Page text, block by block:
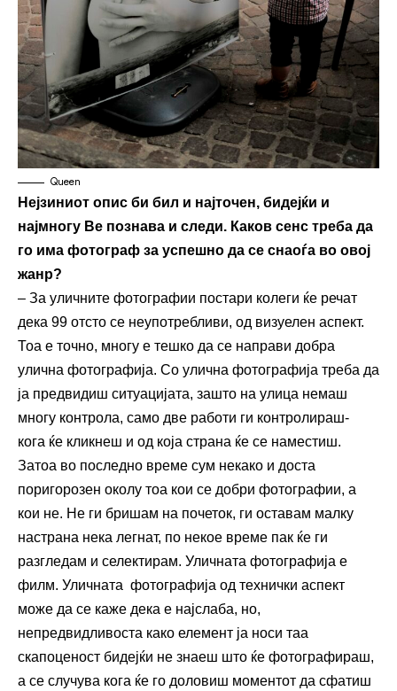
Queen
Нејзиниот опис би бил и најточен, бидејќи и
најмногу Ве познава и следи. Каков сенс треба да
го има фотограф за успешно да се снаоѓа во овој
жанр?
– За уличните фотографии постари колеги ќе речат
дека 99 отсто се неупотребливи, од визуелен аспект.
Тоа е точно, многу е тешко да се направи добра
улична фотографија. Со улична фотографија треба да
ја предвидиш ситуацијата, зашто на улица немаш
многу контрола, само две работи ги контролираш-
кога ќе кликнеш и од која страна ќе се наместиш.
Затоа во последно време сум некако и доста
поригорозен околу тоа кои се добри фотографии, а
кои не. Не ги бришам на почеток, ги оставам малку
настрана нека легнат, по некое време пак ќе ги
разгледам и селектирам. Уличната фотографија е
филм. Уличната фотографија од технички аспект
може да се каже дека е најслаба, но,
непредвидливоста како елемент ја носи таа
скапоценост бидејќи не знаеш што ќе фотографираш,
а се случува кога ќе го доловиш моментот да сфатиш